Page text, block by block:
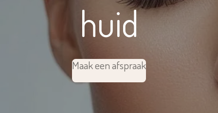
huid
Maak een afspraak